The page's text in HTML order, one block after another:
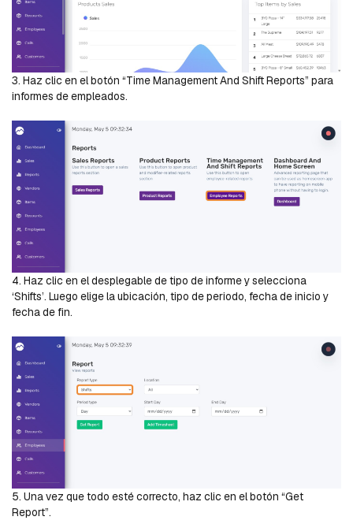
3. Haz clic en el botón “Time Management And Shift Reports” para
informes de empleados.
4. Haz clic en el desplegable de tipo de informe y selecciona
‘Shifts’. Luego elige la ubicación, tipo de periodo, fecha de inicio y
fecha de fin.
5. Una vez que todo esté correcto, haz clic en el botón “Get
Report”.